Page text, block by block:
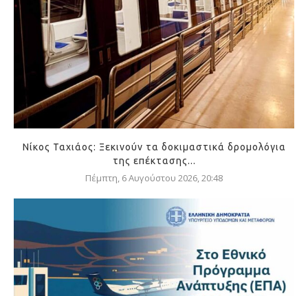
Νίκος Ταχιάος: Ξεκινούν τα δοκιμαστικά δρομολόγια
της επέκτασης...
Πέμπτη, 6 Αυγούστου 2026, 20:48